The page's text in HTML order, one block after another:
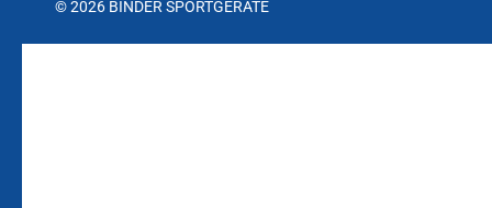
© 2026 BINDER SPORTGERÄTE